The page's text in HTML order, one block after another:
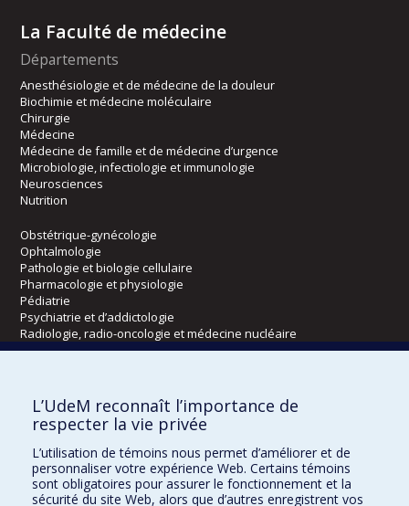
La Faculté de médecine
Départements
Anesthésiologie et de médecine de la douleur
Biochimie et médecine moléculaire
Chirurgie
Médecine
Médecine de famille et de médecine d’urgence
Microbiologie, infectiologie et immunologie
Neurosciences
Nutrition
Obstétrique-gynécologie
Ophtalmologie
Pathologie et biologie cellulaire
Pharmacologie et physiologie
Pédiatrie
Psychiatrie et d’addictologie
Radiologie, radio-oncologie et médecine nucléaire
Écoles
Kinésiologie et des sciences de l’activité physique
Orthophonie et audiologie
Réadaptation
Directions
L’UdeM reconnaît l’importance de
respecter la vie privée
L’utilisation de témoins nous permet d’améliorer et de
personnaliser votre expérience Web. Certains témoins
sont obligatoires pour assurer le fonctionnement et la
sécurité du site Web, alors que d’autres enregistrent vos